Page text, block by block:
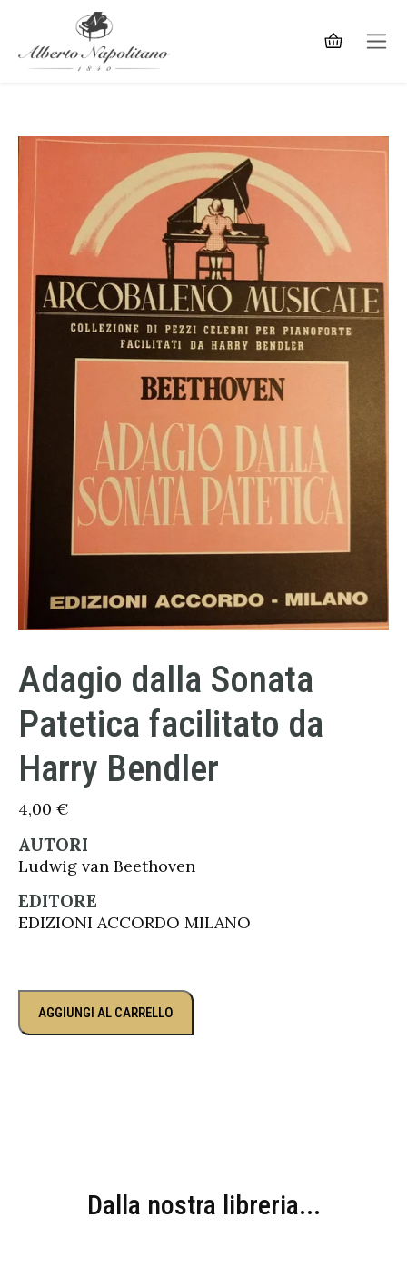
Adagio dalla Sonata
Patetica facilitato da
Harry Bendler
4,00 €
AUTORI
Ludwig van Beethoven
EDITORE
EDIZIONI ACCORDO MILANO
AGGIUNGI AL CARRELLO
Dalla nostra libreria...